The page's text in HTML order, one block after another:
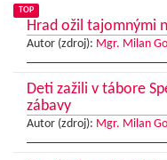
TOP
Hrad ožil tajomnými
Autor (zdroj): Mgr. Milan
Deti zažili v tábore
zábavy
Autor (zdroj): Mgr. Milan